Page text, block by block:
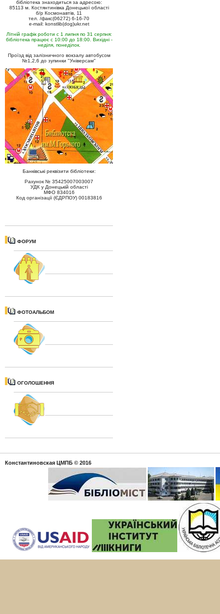
бібліотека знаходиться за адресою:
85113 м. Костянтинівка Донецької області
б/р Космонавтів, 11
тел. /факс(06272) 6-16-70
e-mail: konstlib(dog)ukr.net
Літній графік роботи с 1 липня по 31 серпня:
бібліотека працює с 10:00 до 18:00. Вихідні -
неділя, понеділок.
Проїзд від залізничного вокзалу автобусом
№1,2,6 до зупинки "Універсам"
Банківські реквізити бібліотеки:
Рахунок № 35425007003007
УДК у Донецькій області
МФО 834016
Код організації (ЄДРПОУ) 00183816
ФОРУМ
ФОТОАЛЬБОМ
ОГОЛОШЕННЯ
Константиновская ЦМПБ © 2016